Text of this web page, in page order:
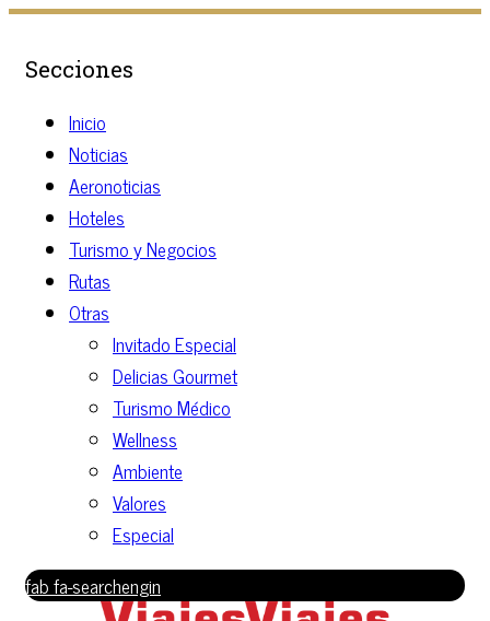
Secciones
Inicio
Noticias
Aeronoticias
Hoteles
Turismo y Negocios
Rutas
Otras
Invitado Especial
Delicias Gourmet
Turismo Médico
Wellness
Ambiente
Valores
Especial
fab fa-searchengin